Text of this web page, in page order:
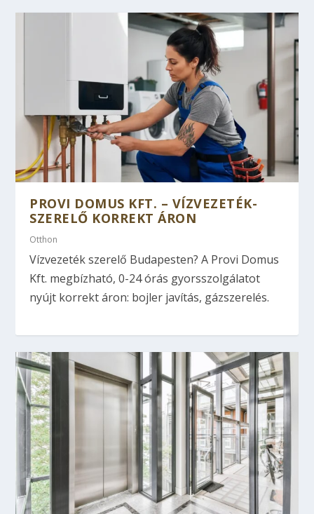
PROVI DOMUS KFT. – VÍZVEZETÉK-
SZERELŐ KORREKT ÁRON
Otthon
Vízvezeték szerelő Budapesten? A Provi Domus
Kft. megbízható, 0-24 órás gyorsszolgálatot
nyújt korrekt áron: bojler javítás, gázszerelés.